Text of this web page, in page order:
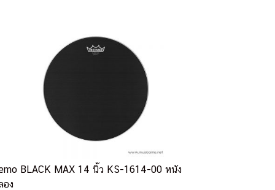
BLACK MAX 14 นิ้ว KS-1614-00 หนัง
อง